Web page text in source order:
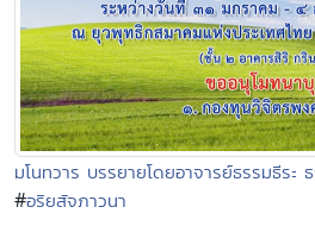
มโนทวาร บรรยายโดยอาจารย์ธรรมธีระ
#อริยสัจภาวนา